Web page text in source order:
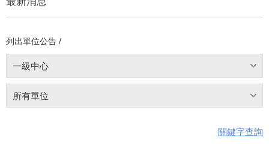
列出單位公告 /
一級中心
所有單位
關鍵字查詢